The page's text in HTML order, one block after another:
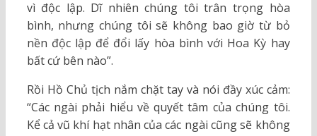
vì độc lập. Dĩ nhiên chúng tôi trân trọng hòa
bình, nhưng chúng tôi sẽ không bao giờ từ bỏ
nền độc lập để đổi lấy hòa bình với Hoa Kỳ hay
bất cứ bên nào”.
Rồi Hồ Chủ tịch nắm chặt tay và nói đầy xúc cảm:
“Các ngài phải hiểu về quyết tâm của chúng tôi.
Kể cả vũ khí hạt nhân của các ngài cũng sẽ không